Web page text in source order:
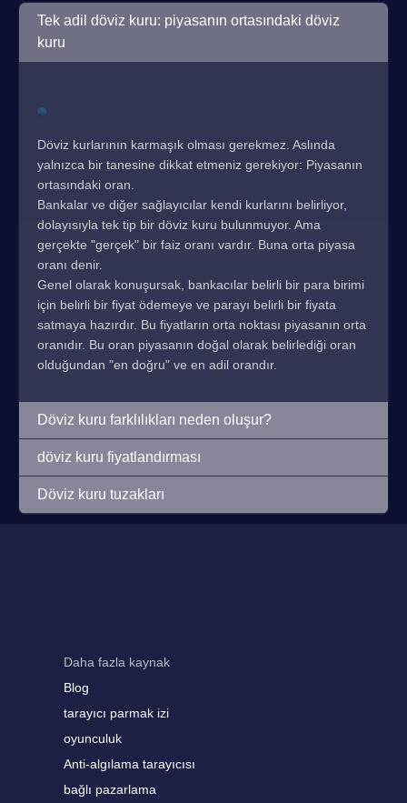
Tek adil döviz kuru: piyasanın ortasındaki döviz
kuru
Döviz kurlarının karmaşık olması gerekmez. Aslında
yalnızca bir tanesine dikkat etmeniz gerekiyor: Piyasanın
ortasındaki oran.
Bankalar ve diğer sağlayıcılar kendi kurlarını belirliyor,
dolayısıyla tek tip bir döviz kuru bulunmuyor. Ama
gerçekte "gerçek" bir faiz oranı vardır. Buna orta piyasa
oranı denir.
Genel olarak konuşursak, bankacılar belirli bir para birimi
için belirli bir fiyat ödemeye ve parayı belirli bir fiyata
satmaya hazırdır. Bu fiyatların orta noktası piyasanın orta
oranıdır. Bu oran piyasanın doğal olarak belirlediği oran
olduğundan "en doğru" ve en adil orandır.
Döviz kuru farklılıkları neden oluşur?
döviz kuru fiyatlandırması
Döviz kuru tuzakları
Daha fazla kaynak
Blog
tarayıcı parmak izi
oyunculuk
Anti-algılama tarayıcısı
bağlı pazarlama